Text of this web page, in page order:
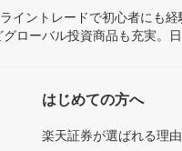
イントレードで初心者にも
ローバル投資商品も充実。
はじめての方へ
楽天証券が選ばれる理由